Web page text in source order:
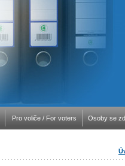
Pro voliče / For voters Osoby se